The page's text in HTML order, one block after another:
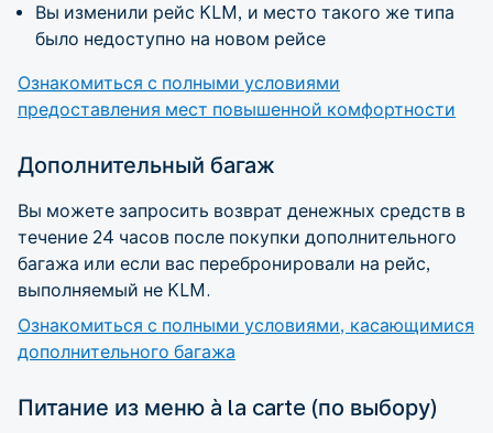
Вы изменили рейс KLM, и место такого же типа
было недоступно на новом рейсе
Ознакомиться с полными условиями
предоставления мест повышенной комфортности
Дополнительный багаж
Вы можете запросить возврат денежных средств в
течение 24 часов после покупки дополнительного
багажа или если вас перебронировали на рейс,
выполняемый не KLM.
Ознакомиться с полными условиями, касающимися
дополнительного багажа
Питание из меню à la carte (по выбору)